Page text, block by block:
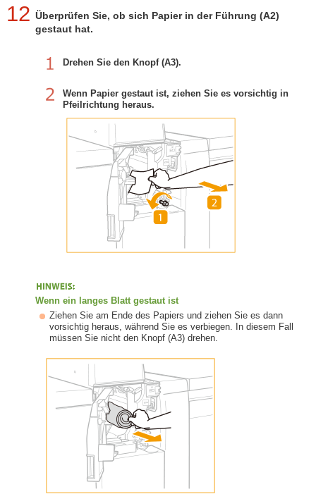
12 Überprüfen Sie, ob sich Papier in der Führung (A2)
gestaut hat.
Drehen Sie den Knopf (A3).
Wenn Papier gestaut ist, ziehen Sie es vorsichtig in
Pfeilrichtung heraus.
Wenn ein langes Blatt gestaut ist
Ziehen Sie am Ende des Papiers und ziehen Sie es dann
vorsichtig heraus, während Sie es verbiegen. In diesem Fall
müssen Sie nicht den Knopf (A3) drehen.